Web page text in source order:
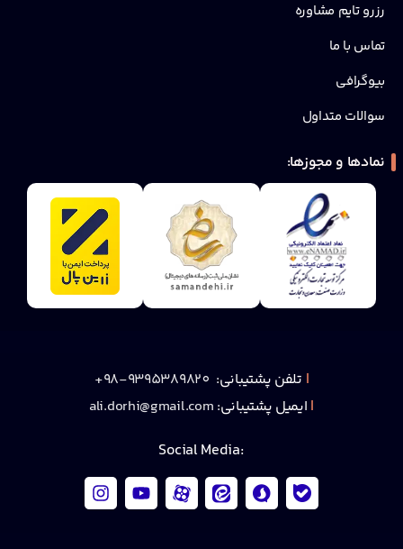
رزرو تایم مشاوره
تماس با ما
بیوگرافی
سوالات متداول
نمادها و مجوزها:
| تلفن پشتیبانی: 9395389820-98+
| ایمیل پشتیبانی: ali.dorhi@gmail.com
:Social Media